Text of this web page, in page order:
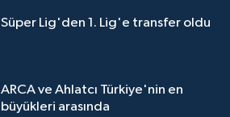
Süper Lig'den 1. Lig'e transfer oldu
ARCA ve Ahlatcı Türkiye'nin en
büyükleri arasında